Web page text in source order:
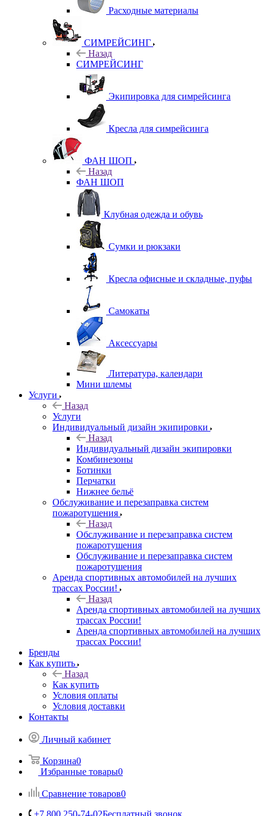
Расходные материалы
СИМРЕЙСИНГ
Назад
СИМРЕЙСИНГ
Экипировка для симрейсинга
Кресла для симрейсинга
ФАН ШОП
Назад
ФАН ШОП
Клубная одежда и обувь
Сумки и рюкзаки
Кресла офисные и складные, пуфы
Самокаты
Аксессуары
Литература, календари
Мини шлемы
Услуги
Назад
Услуги
Индивидуальный дизайн экипировки
Назад
Индивидуальный дизайн экипировки
Комбинезоны
Ботинки
Перчатки
Нижнее бельё
Обслуживание и перезаправка систем
пожаротушения
Назад
Обслуживание и перезаправка систем
пожаротушения
Обслуживание и перезаправка систем
пожаротушения
Аренда спортивных автомобилей на лучших
трассах России!
Назад
Аренда спортивных автомобилей на лучших
трассах России!
Аренда спортивных автомобилей на лучших
трассах России!
Бренды
Как купить
Назад
Как купить
Условия оплаты
Условия доставки
Контакты
Личный кабинет
Корзина0
Избранные товары0
Сравнение товаров0
+7 800 250-74-02Бесплатный звонок